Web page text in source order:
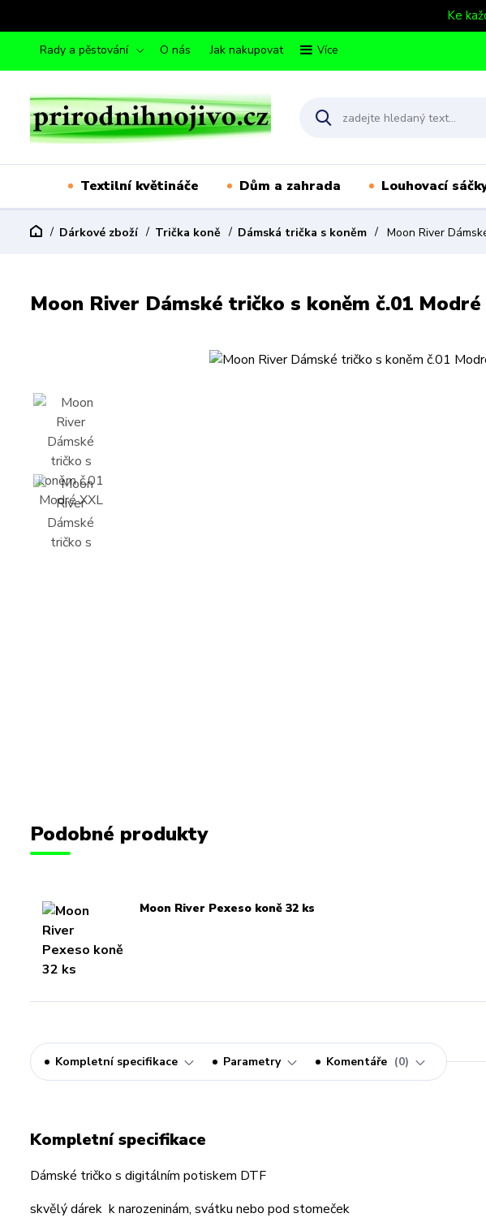
Ke
Rady a pěstování O nás Jak nakupovat Více
Textilní květináče Dům a zahrada Louhovací
Dárkové zboží Trička koně Dámská trička s koněm Moon River
Moon River Dámské tričko s koněm č.01 Modré
Podobné produkty
Moon River Pexeso koně 32 ks
Kompletní specifikace Parametry Komentáře 0
Kompletní specifikace
Dámské tričko s digitálním potiskem DTF
skvělý dárek k narozeninám, svátku nebo pod stomeček